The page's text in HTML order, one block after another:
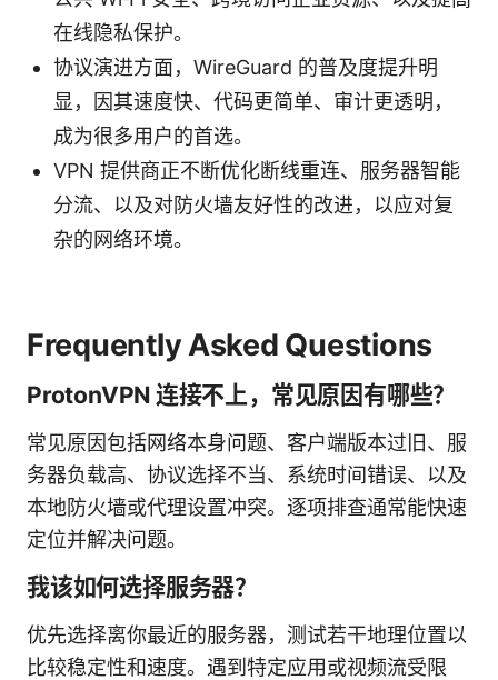
在线隐私保护。
协议演进方面，WireGuard 的普及度提升明
显，因其速度快、代码更简单、审计更透明，
成为很多用户的首选。
VPN 提供商正不断优化断线重连、服务器智能
分流、以及对防火墙友好性的改进，以应对复
杂的网络环境。
Frequently Asked Questions
ProtonVPN 连接不上，常见原因有哪些？
常见原因包括网络本身问题、客户端版本过旧、服
务器负载高、协议选择不当、系统时间错误、以及
本地防火墙或代理设置冲突。逐项排查通常能快速
定位并解决问题。
我该如何选择服务器？
优先选择离你最近的服务器，测试若干地理位置以
比较稳定性和速度。遇到特定应用或视频流受限